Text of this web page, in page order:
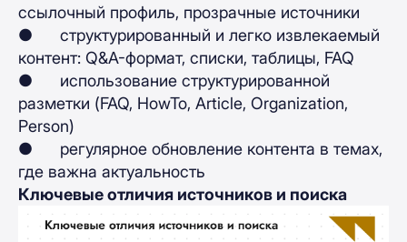
ссылочный профиль, прозрачные источники
● структурированный и легко извлекаемый
контент: Q&A-формат, списки, таблицы, FAQ
● использование структурированной
разметки (FAQ, HowTo, Article, Organization,
Person)
● регулярное обновление контента в темах,
где важна актуальность
Ключевые отличия источников и поиска